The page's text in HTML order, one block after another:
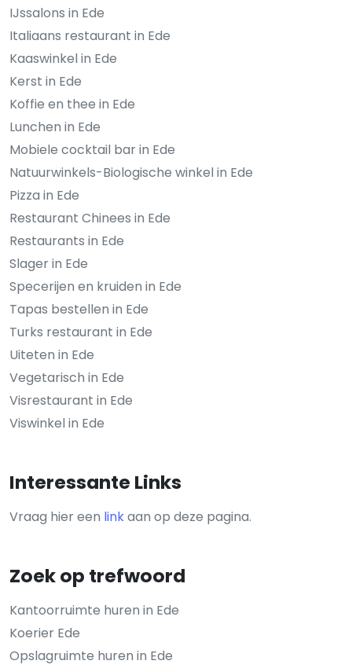
IJssalons in Ede
Italiaans restaurant in Ede
Kaaswinkel in Ede
Kerst in Ede
Koffie en thee in Ede
Lunchen in Ede
Mobiele cocktail bar in Ede
Natuurwinkels-Biologische winkel in Ede
Pizza in Ede
Restaurant Chinees in Ede
Restaurants in Ede
Slager in Ede
Specerijen en kruiden in Ede
Tapas bestellen in Ede
Turks restaurant in Ede
Uiteten in Ede
Vegetarisch in Ede
Visrestaurant in Ede
Viswinkel in Ede
Interessante Links
Vraag hier een linkaan op deze pagina.
Zoek op trefwoord
Kantoorruimte huren in Ede
Koerier Ede
Opslagruimte huren in Ede